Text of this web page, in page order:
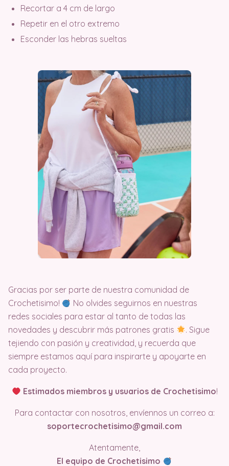
Recortar a 4 cm de largo
Repetir en el otro extremo
Esconder las hebras sueltas
Gracias por ser parte de nuestra comunidad de
Crochetisimo!
No olvides seguirnos en nuestras
redes sociales para estar al tanto de todas las
novedades y descubrir más patrones gratis
. Sigue
tejiendo con pasión y creatividad, y recuerda que
siempre estamos aquí para inspirarte y apoyarte en
cada proyecto.
Estimados miembros y usuarios de Crochetisimo!
Para contactar con nosotros, envíennos un correo a:
soportecrochetisimo@gmail.com
Atentamente,
El equipo de Crochetisimo